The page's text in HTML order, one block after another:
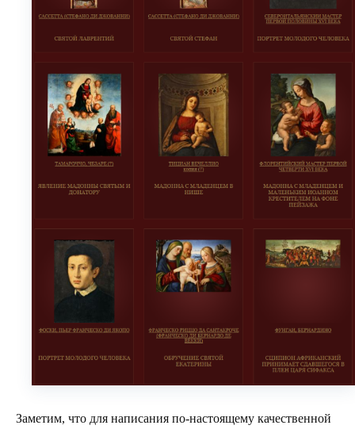
Заметим, что для написания по-настоящему качественной